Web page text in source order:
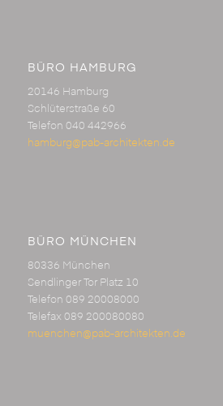
BÜRO HAMBURG
20146 Hamburg
Schlüterstraße 60
Telefon 040 442966
hamburg@pab-architekten.de
BÜRO MÜNCHEN
80336 München
Sendlinger Tor Platz 10
Telefon 089 20008000
Telefax 089 200080080
muenchen@pab-architekten.de